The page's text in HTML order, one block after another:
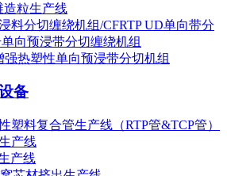
造粒生产线
料分切缠绕机组/CFRTP UD单向带分
向预浸带分切缠绕机组
强热塑性单向预浸带分切机组
备
塑料复合管生产线（RTP管&TCP管）
产线
产线